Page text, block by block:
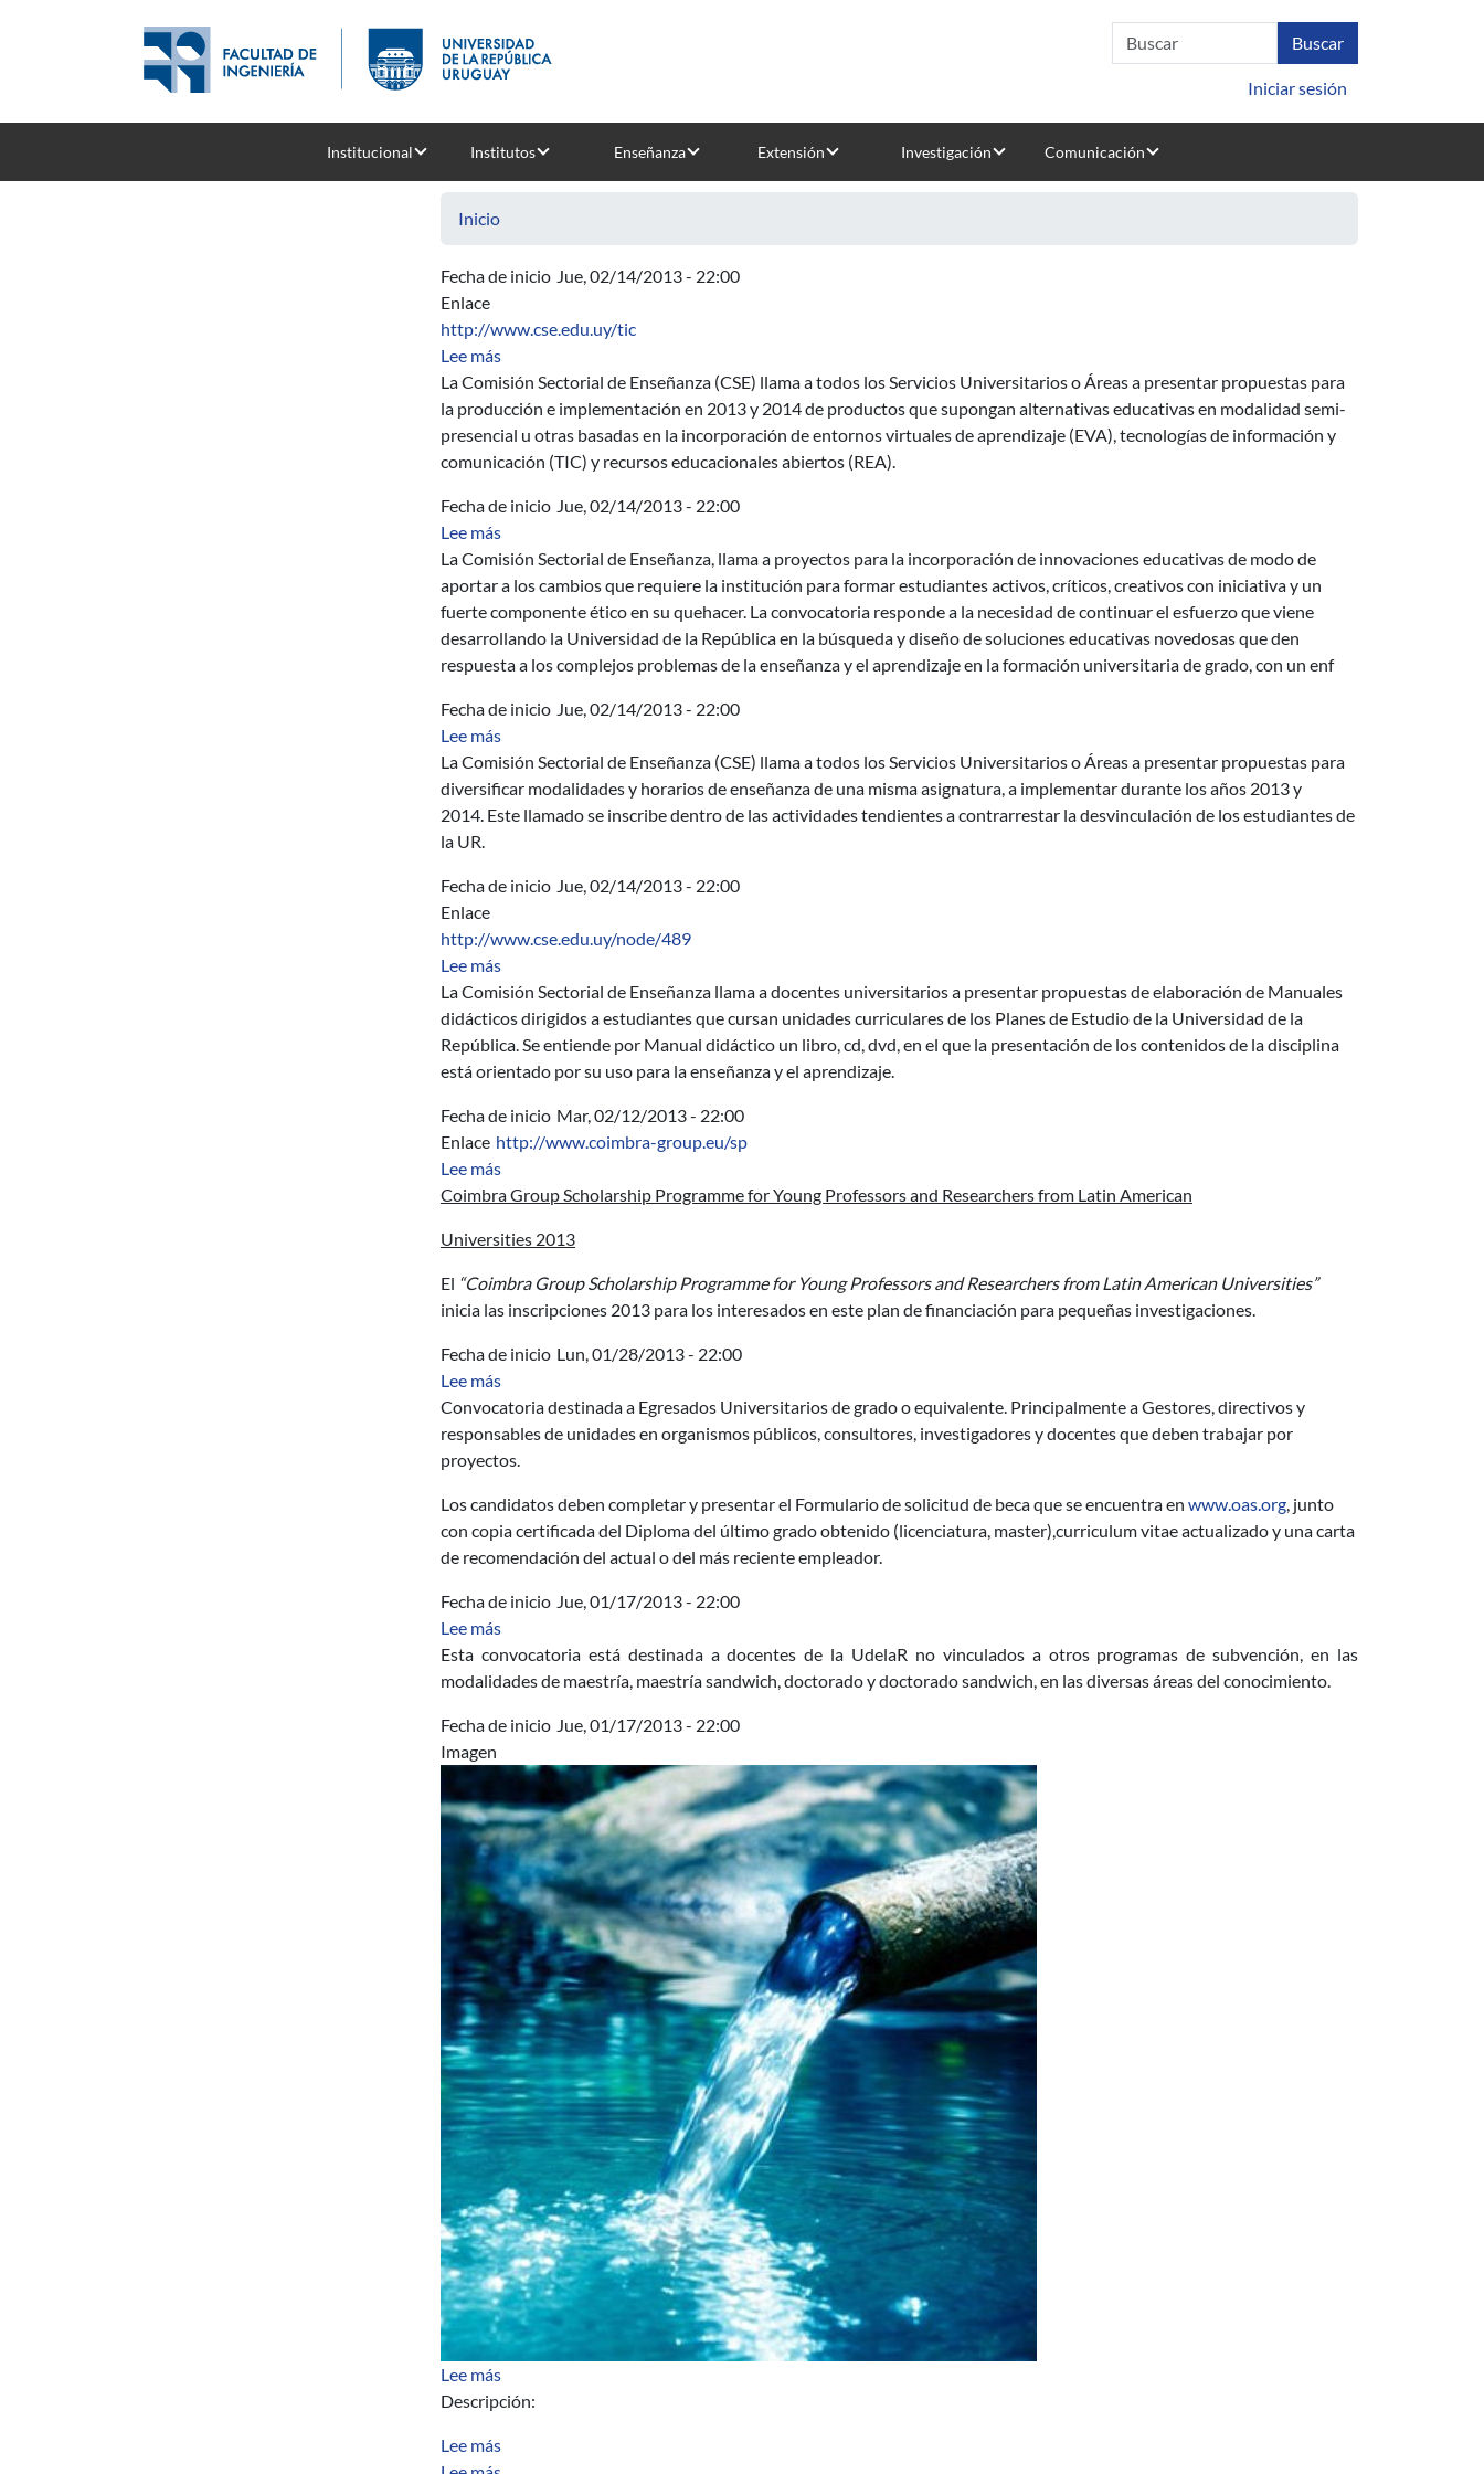
Iniciar sesión
Institucional Institutos Enseñanza Extensión Investigación Comunicación
Inicio
Fecha de inicio Jue, 02/14/2013 - 22:00
Enlace
http://www.cse.edu.uy/tic
Lee mássobre Llamado 2013-2014 - Propuestas educativas semi-presenciales u otras basadas en la incorporación de EVA, TIC y REA
La Comisión Sectorial de Enseñanza (CSE) llama a todos los Servicios Universitarios o Áreas a presentar propuestas para
la producción e implementación en 2013 y 2014 de productos que supongan alternativas educativas en modalidad semi-
presencial u otras basadas en la incorporación de entornos virtuales de aprendizaje (EVA), tecnologías de información y
comunicación (TIC) y recursos educacionales abiertos (REA).
Fecha de inicio Jue, 02/14/2013 - 22:00
Lee mássobre Llamado 2013 - Innovaciones Educativas
La Comisión Sectorial de Enseñanza, llama a proyectos para la incorporación de innovaciones educativas de modo de
aportar a los cambios que requiere la institución para formar estudiantes activos, críticos, creativos con iniciativa y un
fuerte componente ético en su quehacer. La convocatoria responde a la necesidad de continuar el esfuerzo que viene
desarrollando la Universidad de la República en la búsqueda y diseño de soluciones educativas novedosas que den
respuesta a los complejos problemas de la enseñanza y el aprendizaje en la formación universitaria de grado, con un enf
Fecha de inicio Jue, 02/14/2013 - 22:00
Lee mássobre Llamado 2013-2014 - Diversificación de modalidades y horarios de enseñanza de una misma asignatura
La Comisión Sectorial de Enseñanza (CSE) llama a todos los Servicios Universitarios o Áreas a presentar propuestas para
diversificar modalidades y horarios de enseñanza de una misma asignatura, a implementar durante los años 2013 y
2014. Este llamado se inscribe dentro de las actividades tendientes a contrarrestar la desvinculación de los estudiantes de
la UR.
Fecha de inicio Jue, 02/14/2013 - 22:00
Enlace
http://www.cse.edu.uy/node/489
Lee mássobre Llamado 2013 - Elaboración de Manuales Didácticos
La Comisión Sectorial de Enseñanza llama a docentes universitarios a presentar propuestas de elaboración de Manuales
didácticos dirigidos a estudiantes que cursan unidades curriculares de los Planes de Estudio de la Universidad de la
República. Se entiende por Manual didáctico un libro, cd, dvd, en el que la presentación de los contenidos de la disciplina
está orientado por su uso para la enseñanza y el aprendizaje.
Fecha de inicio Mar, 02/12/2013 - 22:00
Enlace http://www.coimbra-group.eu/sp
Lee mássobre Coimbra Group Scholarship Programme for Young Professors and Researchers from Latin American Universities 2013
Coimbra Group Scholarship Programme for Young Professors and Researchers from Latin American
Universities 2013
El “Coimbra Group Scholarship Programme for Young Professors and Researchers from Latin American Universities”
inicia las inscripciones 2013 para los interesados en este plan de financiación para pequeñas investigaciones.
Fecha de inicio Lun, 01/28/2013 - 22:00
Lee mássobre Beca - Gestión por proyectos en Ámbitos Públicos.
Convocatoria destinada a Egresados Universitarios de grado o equivalente. Principalmente a Gestores, directivos y
responsables de unidades en organismos públicos, consultores, investigadores y docentes que deben trabajar por
proyectos.
Los candidatos deben completar y presentar el Formulario de solicitud de beca que se encuentra en www.oas.org, junto
con copia certificada del Diploma del último grado obtenido (licenciatura, master),curriculum vitae actualizado y una carta
de recomendación del actual o del más reciente empleador.
Fecha de inicio Jue, 01/17/2013 - 22:00
Lee mássobre Becas CAPES/UdelaR – Docentes – Proceso de Selección 2013
Esta convocatoria está destinada a docentes de la UdelaR no vinculados a otros programas de subvención, en las
modalidades de maestría, maestría sandwich, doctorado y doctorado sandwich, en las diversas áreas del conocimiento.
Fecha de inicio Jue, 01/17/2013 - 22:00
Imagen
Lee mássobre Diplomado de Ingeniería para el Tratamiento de Aguas Especiales
Descripción:
Lee mássobre Segundo Llamado 2020 a Actividades de Apoyo al Posgrado y Fortalecimiento de la Investigación